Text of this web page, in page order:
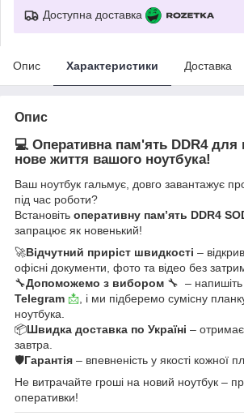
Доступна доставка
Опис Характеристики Доставка
Опис
💻 Оперативна пам'ять DDR4 для
нове життя вашого ноутбука!
Ваш ноутбук гальмує, довго завантажує
під час роботи?
Встановіть оперативну пам’ять DDR4
запрацює як новенький!
🚀Відчутний приріст швидкості –
офісні документи, фото та відео без
🔧Допоможемо з вибором 🔧 –
Telegram 📩 , і ми підберемо сумісну
ноутбука.
📦Швидка доставка по Україні –
завтра.
🛡Гарантія – впевненість у якості кожної
Не витрачайте гроші на новий ноутбук –
оперативки!